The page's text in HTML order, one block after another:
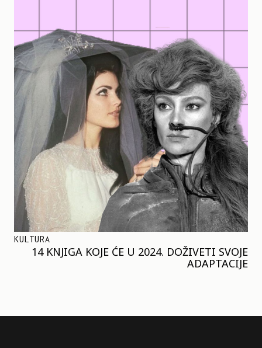
KULTURA
14 KNJIGA KOJE ĆE U 2024. DOŽIVETI SVOJE
ADAPTACIJE